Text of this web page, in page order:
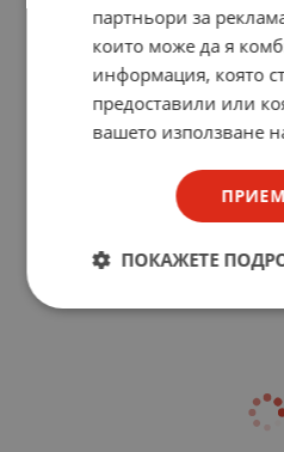
партньори за
които може да я
информация, която
предоставили или
вашето използване
ПОКАЖЕТЕ